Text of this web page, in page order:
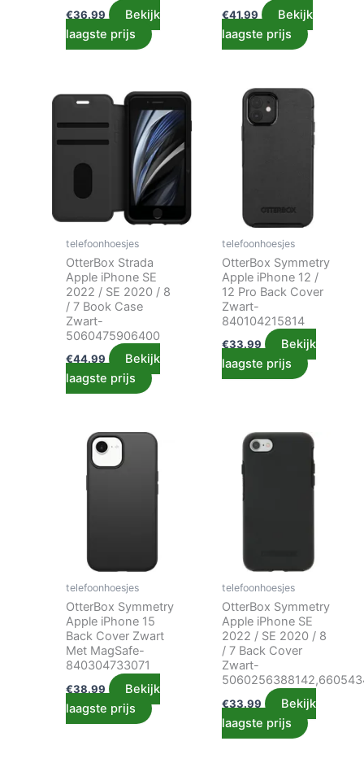
€36.99
Bekijk
laagste prijs
€41.99
Bekijk
laagste prijs
telefoonhoesjes
OtterBox Strada
Apple iPhone SE
2022 / SE 2020 / 8
/ 7 Book Case
Zwart-
5060475906400
€44.99
Bekijk
laagste prijs
telefoonhoesjes
OtterBox Symmetry
Apple iPhone 12 /
12 Pro Back Cover
Zwart-
840104215814
€33.99
Bekijk
laagste prijs
telefoonhoesjes
OtterBox Symmetry
Apple iPhone 15
Back Cover Zwart
Met MagSafe-
840304733071
€38.99
Bekijk
laagste prijs
telefoonhoesjes
OtterBox Symmetry
Apple iPhone SE
2022 / SE 2020 / 8
/ 7 Back Cover
Zwart-
€33.99
Bekijk
laagste prijs